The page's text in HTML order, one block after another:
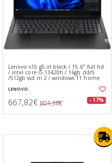
Lenovo v15 g5 irl black / 15.6" full hd
/ intel core i5-13420h / 16gb ddr5
/512gb ssd m.2 / windows 11 home
LENOVO
667,82€ 801,38€ - 17%